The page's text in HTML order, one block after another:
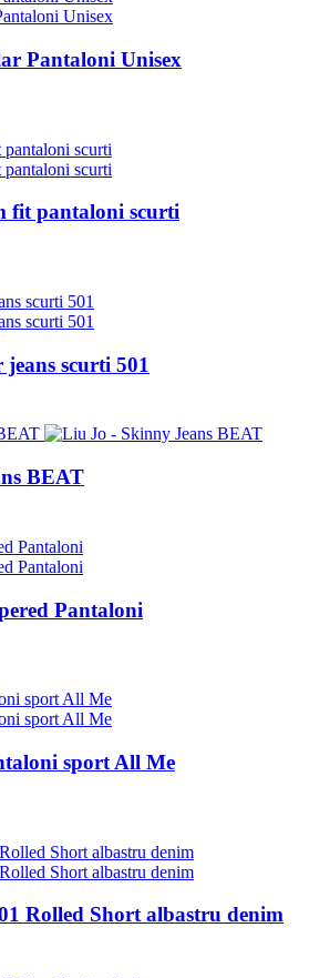
Pantaloni Unisex
fit pantaloni scurti
scurti 501
BEAT
Pantaloni
sport All Me
Rolled Short albastru denim